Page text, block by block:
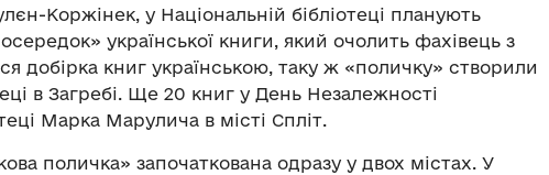
Коржінек, у Національній бібліотеці планують
української книги, який очолить фахівець з
добірка книг українською, таку ж «поличку» створили
в Загребі. Ще 20 книг у День Незалежності
Марка Марулича в місті Спліт.
поличка» започаткована одразу у двох містах. У